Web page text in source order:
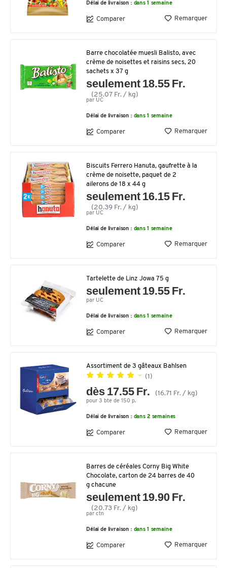
Délai de livraison : dans 1 semaine
Comparer Remarquer
Barre chocolatée muesli Balisto, avec
crème de noisettes et raisins secs, 20
sachets x 37 g
seulement 18.55 Fr.
(25.07 Fr. / kg)
par UC
Délai de livraison : dans 1 semaine
Comparer Remarquer
Biscuits Ferrero Hanuta, gaufrette à la
crème de noisette, paquet de 2
ailerons de 18 x 44 g
seulement 16.15 Fr.
(20.39 Fr. / kg)
par UC
Délai de livraison : dans 1 semaine
Comparer Remarquer
Tartelette de Linz Jowa 75 g
seulement 19.55 Fr.
par UC
Délai de livraison : dans 1 semaine
Comparer Remarquer
Assortiment de 3 gâteaux Bahlsen
(1)
dès 17.55 Fr. (16.71 Fr. / kg)
pour 3 bte de 150 p.
Délai de livraison : dans 2 semaines
Comparer Remarquer
Barres de céréales Corny Big White
Chocolate, carton de 24 barres de 40
g chacune
seulement 19.90 Fr.
(20.73 Fr. / kg)
par ctn
Délai de livraison : dans 1 semaine
Comparer Remarquer